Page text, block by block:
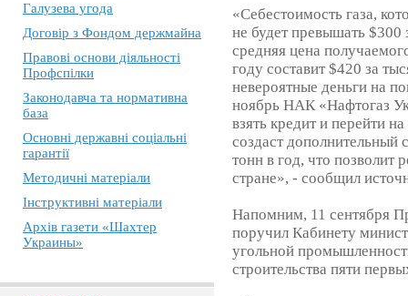
Галузева угода
Договір з Фондом держмайна
Правові основи діяльності
Профспілки
Законодавча та нормативна
база
Основні державні соціальні
гарантії
Методичні матеріали
Інструктивні матеріали
Архів газети «Шахтер
Украины»
«Себестоимость газа,
не будет превышать $300
средняя цена
году составит $420 за
невероятные деньги на
ноябрь НАК «Нафтогаз
взять кредит и перейти
создаст дополнительный
тонн в год, что позволит
стране», - сообщил
Напомним, 11 сентября
поручил Кабинету
угольной
строительства пяти